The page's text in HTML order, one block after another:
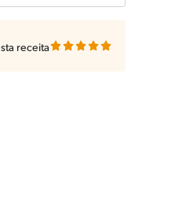
receita